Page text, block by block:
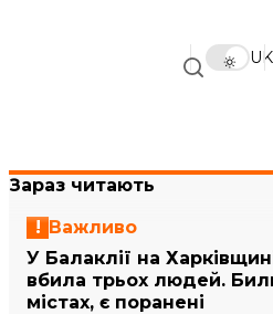
UK
Зараз читають
Важливо
У Балаклії на
вбила трьох людей.
містах, є поранені